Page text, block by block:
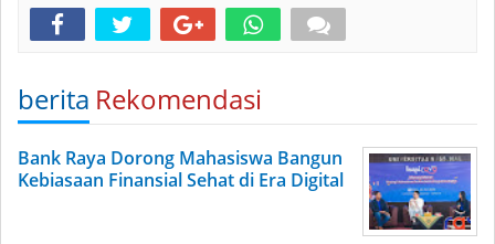
berita Rekomendasi
Bank Raya Dorong Mahasiswa Bangun
Kebiasaan Finansial Sehat di Era Digital